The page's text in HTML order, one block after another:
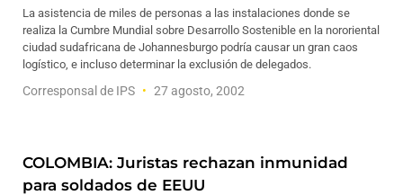
La asistencia de miles de personas a las instalaciones donde se
realiza la Cumbre Mundial sobre Desarrollo Sostenible en la nororiental
ciudad sudafricana de Johannesburgo podría causar un gran caos
logístico, e incluso determinar la exclusión de delegados.
Corresponsal de IPS 27 agosto, 2002
COLOMBIA: Juristas rechazan inmunidad
para soldados de EEUU